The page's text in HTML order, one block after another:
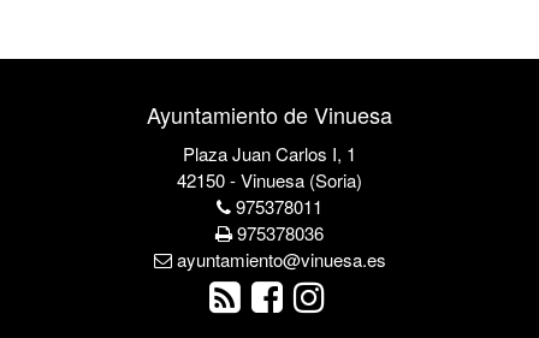
Ayuntamiento de Vinuesa
Plaza Juan Carlos I, 1
42150 - Vinuesa (Soria)
975378011
975378036
ayuntamiento@vinuesa.es